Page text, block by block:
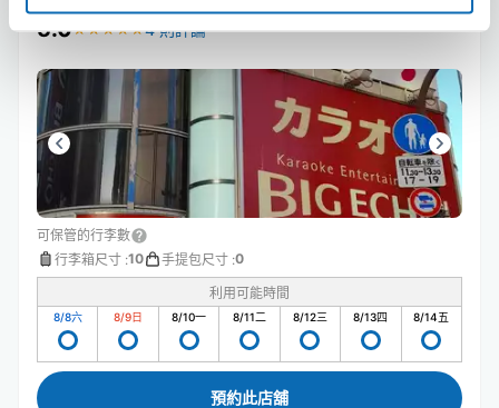
5.0★★★★★
★★★★★4 則評論
可保管的行李數
行李箱尺寸 :10 手提包尺寸 :0
利用可能時間
8/8六 8/9日 8/10一 8/11二 8/12三 8/13四 8/14五
預約此店舖